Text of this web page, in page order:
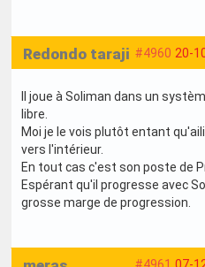
#4960 20-
Redondo taraji
Il joue à Soliman dans un
libre.
Moi je le vois plutôt entant
vers l'intérieur.
En tout cas c'est son poste de
Espérant qu'il progresse avec
grosse marge de progression.